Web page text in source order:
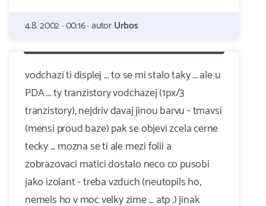
4.8. 2002 · 00:16 · autorUrbos
vodchazi ti displej ... to se mi stalo taky ... ale u
PDA ... ty tranzistory vodchazej (1px/3
tranzistory), nejdriv davaj jinou barvu - tmavsi
(mensi proud baze) pak se objevi zcela cerne
tecky ... mozna se ti ale mezi folii a
zobrazovaci matici dostalo neco co pusobi
jako izolant - treba vzduch (neutopils ho,
nemels ho v moc velky zime ... atp .) jinak